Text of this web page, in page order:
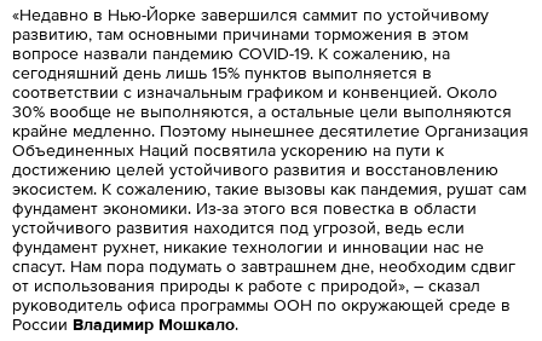
«Недавно в Нью-Йорке завершился саммит по устойчивому
развитию, там основными причинами торможения в этом
вопросе назвали пандемию COVID-19. К сожалению, на
сегодняшний день лишь 15% пунктов выполняется в
соответствии с изначальным графиком и конвенцией. Около
30% вообще не выполняются, а остальные цели выполняются
крайне медленно. Поэтому нынешнее десятилетие Организация
Объединенных Наций посвятила ускорению на пути к
достижению целей устойчивого развития и восстановлению
экосистем. К сожалению, такие вызовы как пандемия, рушат сам
фундамент экономики. Из-за этого вся повестка в области
устойчивого развития находится под угрозой, ведь если
фундамент рухнет, никакие технологии и инновации нас не
спасут. Нам пора подумать о завтрашнем дне, необходим сдвиг
от использования природы к работе с природой», – сказал
руководитель офиса программы ООН по окружающей среде в
России Владимир Мошкало.